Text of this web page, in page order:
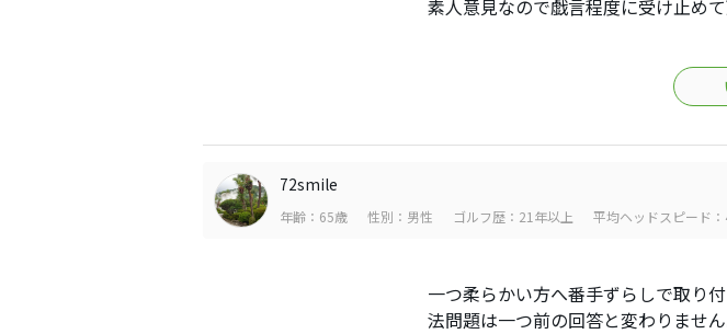
素人意見なので戯言程度に受け止めて
72smile
年齢：65歳 性別：男性 ゴルフ歴：21年以上 平均ヘッドスピード
一つ柔らかい方へ番手ずらしで取り
法問題は一つ前の回答と変わりません